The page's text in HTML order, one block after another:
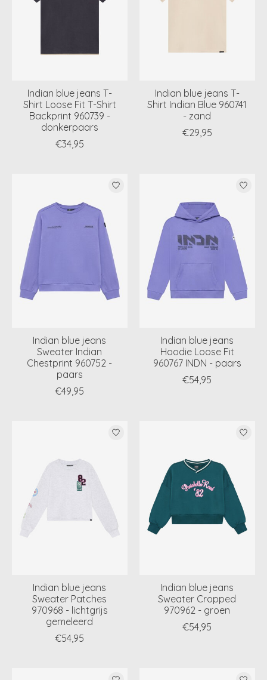
Indian blue jeans T-
Shirt Loose Fit T-Shirt
Backprint 960739 -
donkerpaars
€34,95
Indian blue jeans T-
Shirt Indian Blue 960741
- zand
€29,95
Indian blue jeans
Sweater Indian
Chestprint 960752 -
paars
€49,95
Indian blue jeans
Hoodie Loose Fit
960767 INDN - paars
€54,95
Indian blue jeans
Sweater Patches
970968 - lichtgrijs
gemeleerd
€54,95
Indian blue jeans
Sweater Cropped
970962 - groen
€54,95